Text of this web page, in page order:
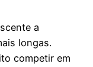
a
longas.
competir em